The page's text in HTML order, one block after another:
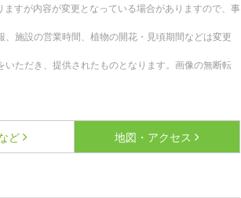
すが内容が変更となっている場合がありますので、事
施設の営業時間、植物の開花・見頃期間などは変更
ただき、提供されたものとなります。画像の無断転
ど 地図・アクセス